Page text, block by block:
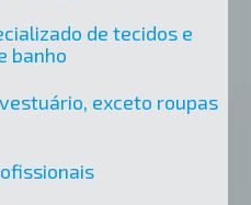
de tecidos e
banho
exceto roupas